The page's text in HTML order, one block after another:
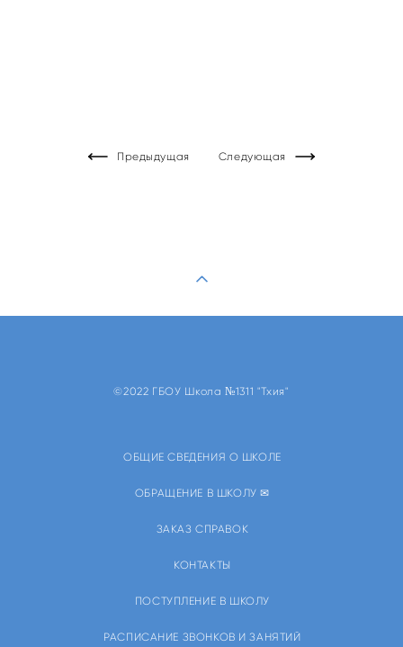
Предыдущая Следующая
©2022 ГБОУ Школа №1311 "Тхия"
ОБЩИЕ СВЕДЕНИЯ О ШКОЛЕ
ОБРАЩЕНИЕ В ШКОЛУ ✉
ЗАКАЗ СПРАВОК
КОНТАКТЫ
ПОСТУПЛЕНИЕ В ШКОЛУ
РАСПИСАНИЕ ЗВОНКОВ И ЗАНЯТИЙ